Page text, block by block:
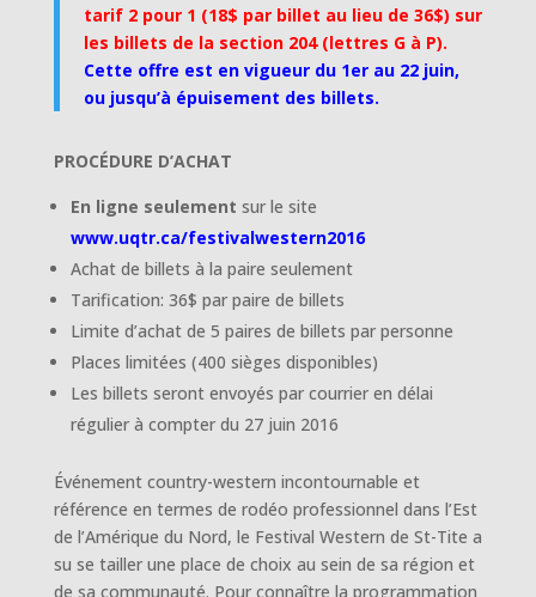
tarif 2 pour 1 (18$ par billet au lieu de 36$) sur
les billets de la section 204 (lettres G à P).
Cette offre est en vigueur du 1er au 22 juin,
ou jusqu’à épuisement des billets.
PROCÉDURE D’ACHAT
En ligne seulement sur le site
www.uqtr.ca/festivalwestern2016
Achat de billets à la paire seulement
Tarification: 36$ par paire de billets
Limite d’achat de 5 paires de billets par personne
Places limitées (400 sièges disponibles)
Les billets seront envoyés par courrier en délai
régulier à compter du 27 juin 2016
Événement country-western incontournable et
référence en termes de rodéo professionnel dans l’Est
de l’Amérique du Nord, le Festival Western de St-Tite a
su se tailler une place de choix au sein de sa région et
de sa communauté. Pour connaître la programmation